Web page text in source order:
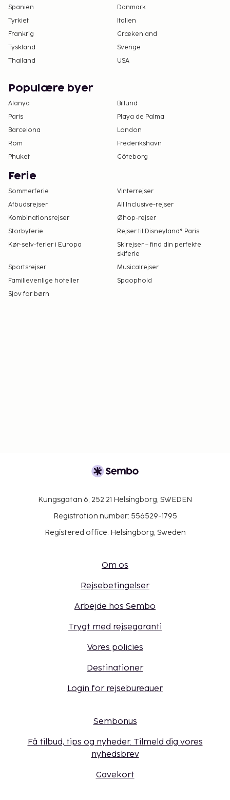
Tillægsgebyr for kæledyr: EUR 10 pr. kæledyr
pr. nat
Der opkræves ikke gebyrer for servicedyr
Ovenstående liste er muligvis ikke fuldstændig.
Gebyrer og depositummer inkluderer muligvis ikke
Som følge af nationale reguleringer kan der
ikke overføres mere end 1000 EUR i kontanter
på dette overnatningssted. Kontakt
overnatningsstedet via kontaktoplysningerne i
reservationsbekræftelsen for flere oplysninger.
Reservationer er påkrævet for golftider.
dette hotel inden ankomst via
kontaktoplysningerne i
reservationsbekræftelsen.
Overnatningsstedet har forbundne/tilstødende
værelser, som kan være til rådighed, afhængig
af tilgængelighed. Gæster kan anmode om
disse værelser ved at kontakte
overnatningsstedet direkte via
kontaktoplysningerne på
reservationsbekræftelsen.
Spanien
Danmark
Tyrkiet
Italien
Frankrig
Grækenland
Tyskland
Sverige
Thailand
USA
Populære byer
Alanya
Billund
Paris
Playa de Palma
Barcelona
London
Rom
Frederikshavn
Phuket
Göteborg
Ferie
Sommerferie
Vinterrejser
Afbudsrejser
All Inclusive-rejser
Kombinationsrejser
Øhop-rejser
Storbyferie
Rejser til Disneyland® Paris
Kør-selv-ferier i Europa
Skirejser – find din perfekte
skiferie
Sportsrejser
Musicalrejser
Familievenlige hoteller
Spaophold
Sjov for børn
Kungsgatan 6, 252 21 Helsingborg, SWEDEN
Registration number: 556529-1795
Registered office: Helsingborg, Sweden
Om os
Rejsebetingelser
Arbejde hos Sembo
Trygt med rejsegaranti
Vores policies
Destinationer
Login for rejsebureauer
Sembonus
Få tilbud, tips og nyheder. Tilmeld dig vores
nyhedsbrev
Gavekort